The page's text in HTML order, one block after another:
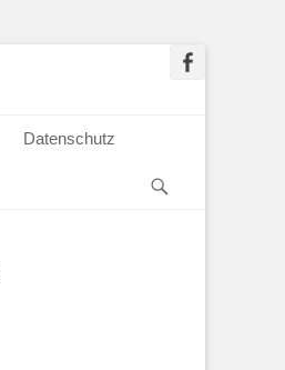
Datenschutz